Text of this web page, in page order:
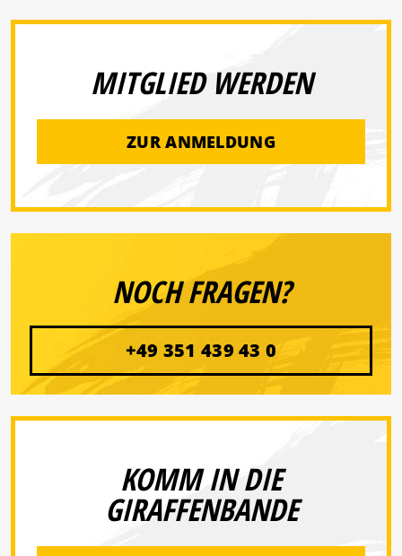
MITGLIED WERDEN
ZUR ANMELDUNG
NOCH FRAGEN?
+49 351 439 43 0
KOMM IN DIE
GIRAFFENBANDE